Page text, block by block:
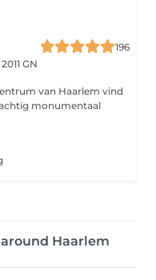
196
GN
van Haarlem vind
monumentaal
Haarlem